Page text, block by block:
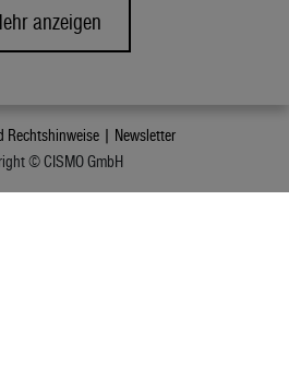
anzeigen
Rechtshinweise | Newsletter
© CISMO GmbH